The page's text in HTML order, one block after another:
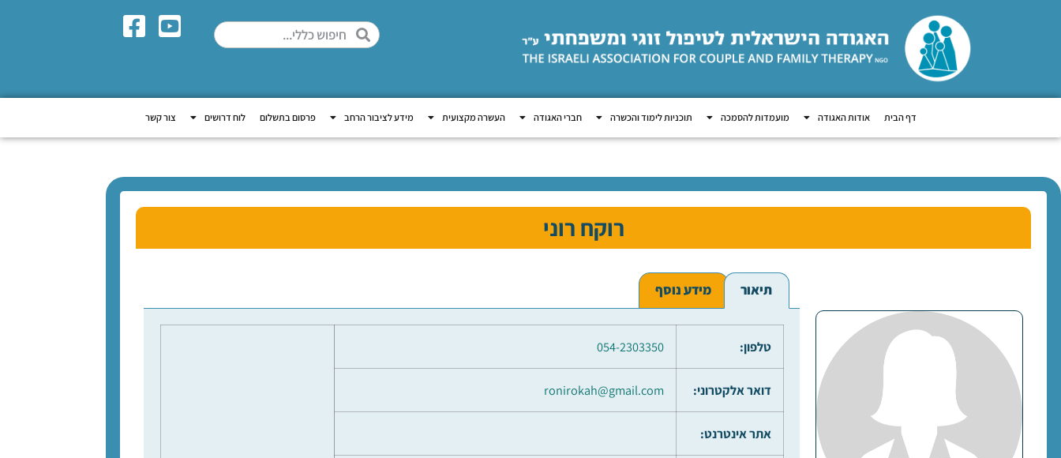
דף הבית אודות האגודה מועמדות להסמכה תוכניות לימוד והכשרה חברי האגודה העשרה מקצועית מידע לציבור הרחב פרסום בתשלום לוח דרושים צור קשר
רוקח רוני
תיאור מידע נוסף
טלפון: 054-2303350
דואר אלקטרוני: ronirokah@gmail.com
אתר אינטרנט: